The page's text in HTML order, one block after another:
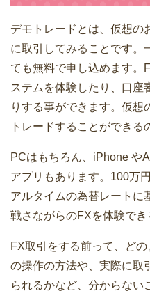
デモトレードとは、仮想の
に取引してみることです。
ても無料で申し込めます。
ステムを体験したり、口座
りする事ができます。仮想
トレードすることができる
PCはもちろん、iPhone や
アプリもあります。100万
アルタイムの為替レートに
戦さながらのFXを体験でき
FX取引をする前って、ど
の操作の方法や、実際に取
られるかなど、分からない